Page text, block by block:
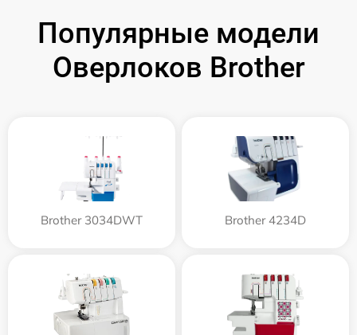
Популярные модели
Оверлоков Brother
Brother 3034DWT Brother 4234D